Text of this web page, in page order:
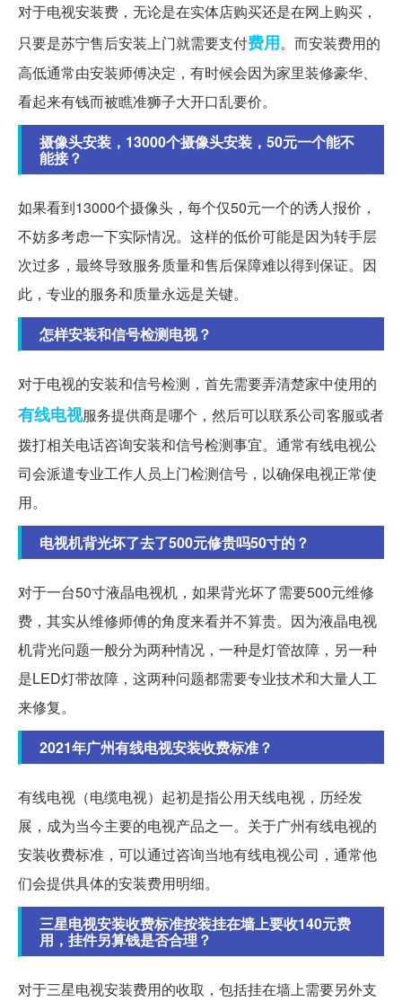
对于电视安装费，无论是在实体店购买还是在网上购买，
只要是苏宁售后安装上门就需要支付费用。而安装费用的
高低通常由安装师傅决定，有时候会因为家里装修豪华、
看起来有钱而被瞧准狮子大开口乱要价。
摄像头安装，13000个摄像头安装，50元一个能不
能接？
如果看到13000个摄像头，每个仅50元一个的诱人报价，
不妨多考虑一下实际情况。这样的低价可能是因为转手层
次过多，最终导致服务质量和售后保障难以得到保证。因
此，专业的服务和质量永远是关键。
怎样安装和信号检测电视？
对于电视的安装和信号检测，首先需要弄清楚家中使用的
有线电视服务提供商是哪个，然后可以联系公司客服或者
拨打相关电话咨询安装和信号检测事宜。通常有线电视公
司会派遣专业工作人员上门检测信号，以确保电视正常使
用。
电视机背光坏了去了500元修贵吗50寸的？
对于一台50寸液晶电视机，如果背光坏了需要500元维修
费，其实从维修师傅的角度来看并不算贵。因为液晶电视
机背光问题一般分为两种情况，一种是灯管故障，另一种
是LED灯带故障，这两种问题都需要专业技术和大量人工
来修复。
2021年广州有线电视安装收费标准？
有线电视（电缆电视）起初是指公用天线电视，历经发
展，成为当今主要的电视产品之一。关于广州有线电视的
安装收费标准，可以通过咨询当地有线电视公司，通常他
们会提供具体的安装费用明细。
三星电视安装收费标准按装挂在墙上要收140元费
用，挂件另算钱是否合理？
对于三星电视安装费用的收取，包括挂在墙上需要另外支